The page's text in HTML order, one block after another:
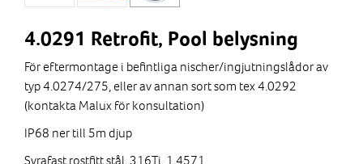
4.0291 Retrofit, Pool belysning
För eftermontage i befintliga nischer/ingjutningslådor av
typ 4.0274/275, eller av annan sort som tex 4.0292
(kontakta Malux för konsultation)
IP68 ner till 5m djup
Syrafast rostfitt stål, 316Ti, 1.4571